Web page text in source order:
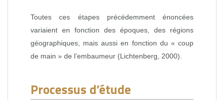
Toutes ces étapes précédemment énoncées
variaient en fonction des époques, des régions
géographiques, mais aussi en fonction du « coup
de main » de l’embaumeur (Lichtenberg, 2000).
Processus d’étude